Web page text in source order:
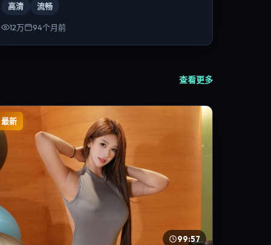
高清 流畅
12万 94个月前
查看更多
最新
99:57